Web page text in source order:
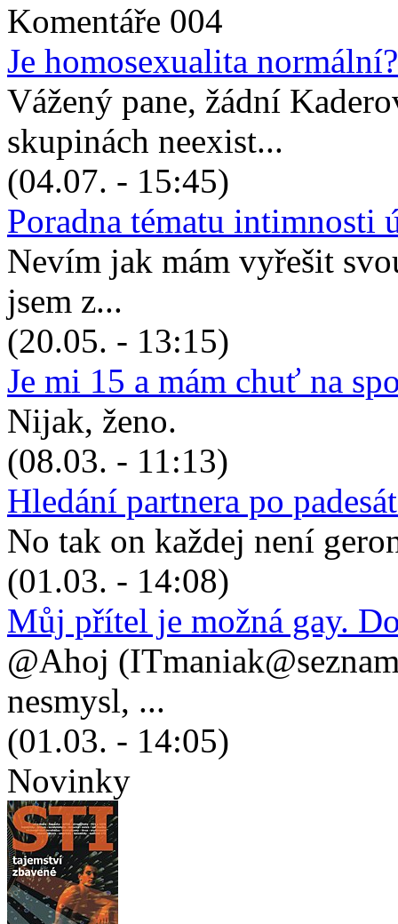
Komentáře 004
Je homosexualita normální?
Vážený pane, žádní
skupinách neexist...
(04.07. - 15:45)
Poradna tématu intimnosti
Nevím jak mám vyřešit
jsem z...
(20.05. - 13:15)
Je mi 15 a mám chuť na
Nijak, ženo.
(08.03. - 11:13)
Hledání partnera po
No tak on každej není
(01.03. - 14:08)
Můj přítel je možná gay.
@Ahoj
nesmysl, ...
(01.03. - 14:05)
Novinky